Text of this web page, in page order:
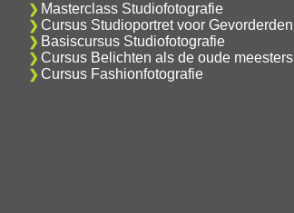
Masterclass Studiofotografie
Cursus Studioportret voor Gevorderden
Basiscursus Studiofotografie
Cursus Belichten als de oude meesters
Cursus Fashionfotografie